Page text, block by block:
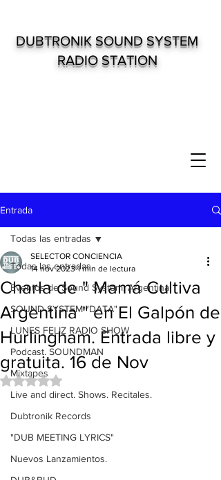
DUBTRONIK SOUND SYSTEM
RADIO STATION
Entrada
Todas las entradas
Eventos de Sound System. Argentina
SOUND SYSTEM "DATA"
LUNES FELIZ RADIO SHOW
Podcast. SOUNDMAN
Mixtapes
Live and direct. Shows. Recitales.
Dubtronik Records
"DUB MEETING LYRICS"
Nuevos Lanzamientos.
Todas las entradas
Charla de " Mamá Cultiva
Argentina " en El Galpón de
Hurlingham. Entrada libre y
gratuita. 16 de Nov
SELECTOR CONCIENCIA
14 nov 2023 1 min de lectura
Obtuvo NaN de 5 estrellas.